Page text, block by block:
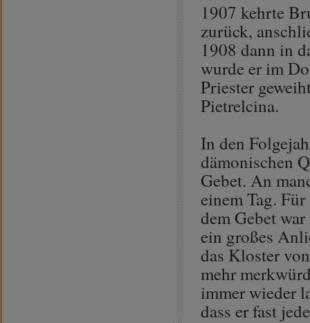
1907 kehrte
zurück,
1908 dann in
wurde er im
Priester
Pietrelcina.
In den
dämonischen
Gebet. An
einem Tag.
dem Gebet
ein großes
das Kloster
mehr
immer wieder
dass er fast